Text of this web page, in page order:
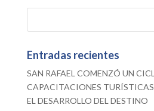
Entradas recientes
SAN RAFAEL COMENZÓ UN
CAPACITACIONES TURÍSTICAS
EL DESARROLLO DEL DESTINO